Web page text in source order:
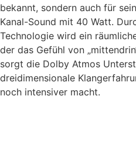
bekannt, sondern auch für
Kanal-Sound mit 40 Watt.
Technologie wird ein
der das Gefühl von
sorgt die Dolby Atmos
dreidimensionale
noch intensiver macht.